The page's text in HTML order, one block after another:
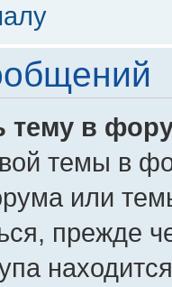
тему в
темы в
или
прежде